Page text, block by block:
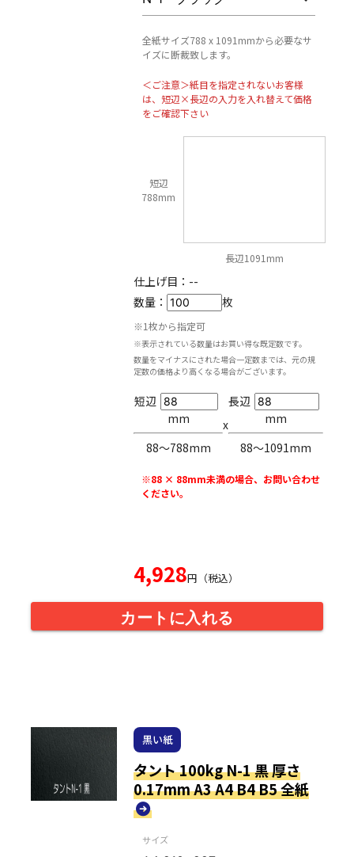
全紙サイズ788 x 1091mmから必要なサ
イズに断裁致します。
＜ご注意＞紙目を指定されないお客様
は、短辺×長辺の入力を入れ替えて価格
をご確認下さい
短辺
788mm
長辺1091mm
仕上げ目： --
数量：
枚
※1枚から指定可
※表示されている数量はお買い得な既定数です。
数量をマイナスにされた場合一定数までは、元の規
定数の価格より高くなる場合がございます。
短辺
mm
88〜788mm
x
長辺
mm
88〜1091mm
※88 × 88mm未満の場合、お問い合わせ
ください。
4,928円（税込）
カートに入れる
黒い紙
タント 100kg N-1 黒 厚さ
0.17mm A3 A4 B4 B5 全紙
サイズ